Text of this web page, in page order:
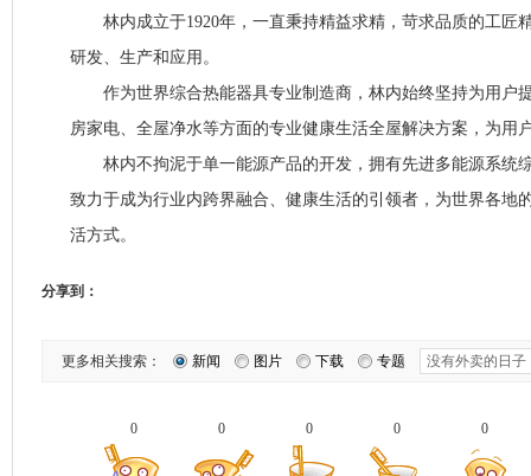
林内成立于1920年，一直秉持精益求精，苛求品质的工匠
研发、生产和应用。
作为世界综合热能器具专业制造商，林内始终坚持为用户
房家电、全屋净水等方面的专业健康生活全屋解决方案，为用
林内不拘泥于单一能源产品的开发，拥有先进多能源系统
致力于成为行业内跨界融合、健康生活的引领者，为世界各地
活方式。
分享到：
更多相关搜索： 新闻 图片 下载 专题
0 0 0 0 0